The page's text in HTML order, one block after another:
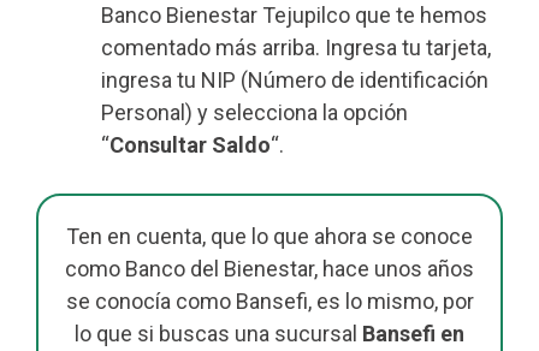
Banco Bienestar Tejupilco que te hemos
comentado más arriba. Ingresa tu tarjeta,
ingresa tu NIP (Número de identificación
Personal) y selecciona la opción
“Consultar Saldo“.
Ten en cuenta, que lo que ahora se conoce
como Banco del Bienestar, hace unos años
se conocía como Bansefi, es lo mismo, por
lo que si buscas una sucursal Bansefi en